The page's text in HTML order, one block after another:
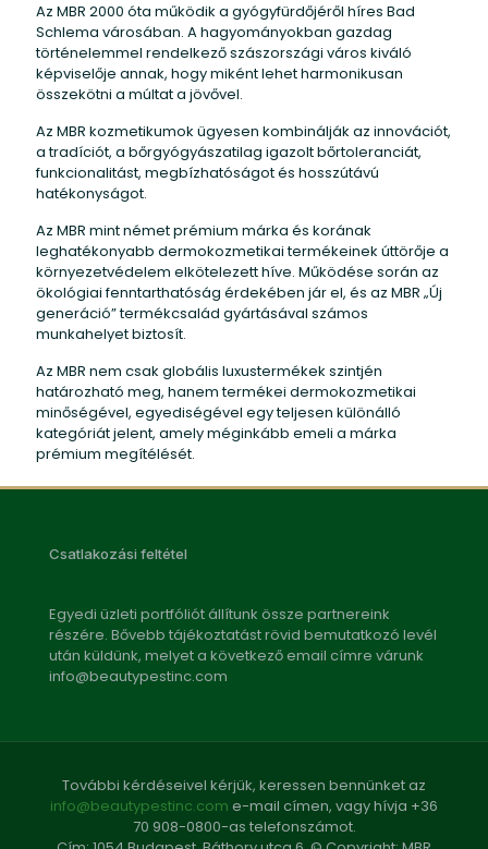
Az MBR 2000 óta működik a gyógyfürdőjéről híres Bad
Schlema városában. A hagyományokban gazdag
történelemmel rendelkező szászországi város kiváló
képviselője annak, hogy miként lehet harmonikusan
összekötni a múltat a jövővel.
Az MBR kozmetikumok ügyesen kombinálják az innovációt,
a tradíciót, a bőrgyógyászatilag igazolt bőrtoleranciát,
funkcionalitást, megbízhatóságot és hosszútávú
hatékonyságot.
Az MBR mint német prémium márka és korának
leghatékonyabb dermokozmetikai termékeinek úttörője a
környezetvédelem elkötelezett híve. Működése során az
ökológiai fenntarthatóság érdekében jár el, és az MBR „Új
generáció” termékcsalád gyártásával számos
munkahelyet biztosít.
Az MBR nem csak globális luxustermékek szintjén
határozható meg, hanem termékei dermokozmetikai
minőségével, egyediségével egy teljesen különálló
kategóriát jelent, amely méginkább emeli a márka
prémium megítélését.
Csatlakozási feltétel
Egyedi üzleti portfóliót állítunk össze partnereink
részére. Bővebb tájékoztatást rövid bemutatkozó levél
után küldünk, melyet a következő email címre várunk
info@beautypestinc.com
További kérdéseivel kérjük, keressen bennünket az
info@beautypestinc.com e-mail címen, vagy hívja +36
70 908-0800-as telefonszámot.